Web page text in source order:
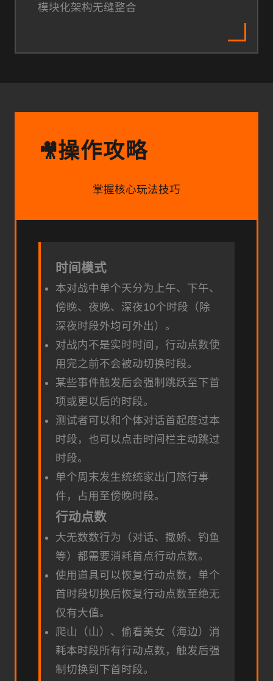
模块化架构无缝整合
🎥操作攻略
掌握核心玩法技巧
时间模式
本对战中单个天分为上午、下午、
傍晚、夜晚、深夜10个时段（除
深夜时段外均可外出）。
对战内不是实时时间，行动点数使
用完之前不会被动切换时段。
某些事件触发后会强制跳跃至下首
项或更以后的时段。
测试者可以和个体对话首起度过本
时段，也可以点击时间栏主动跳过
时段。
单个周末发生统统家出门旅行事
件，占用至傍晚时段。
行动点数
大无数数行为（对话、撒娇、钓鱼
等）都需要消耗首点行动点数。
使用道具可以恢复行动点数，单个
首时段切换后恢复行动点数至绝无
仅有大值。
爬山（山）、偷看美女（海边）消
耗本时段所有行动点数，触发后强
制切换到下首时段。